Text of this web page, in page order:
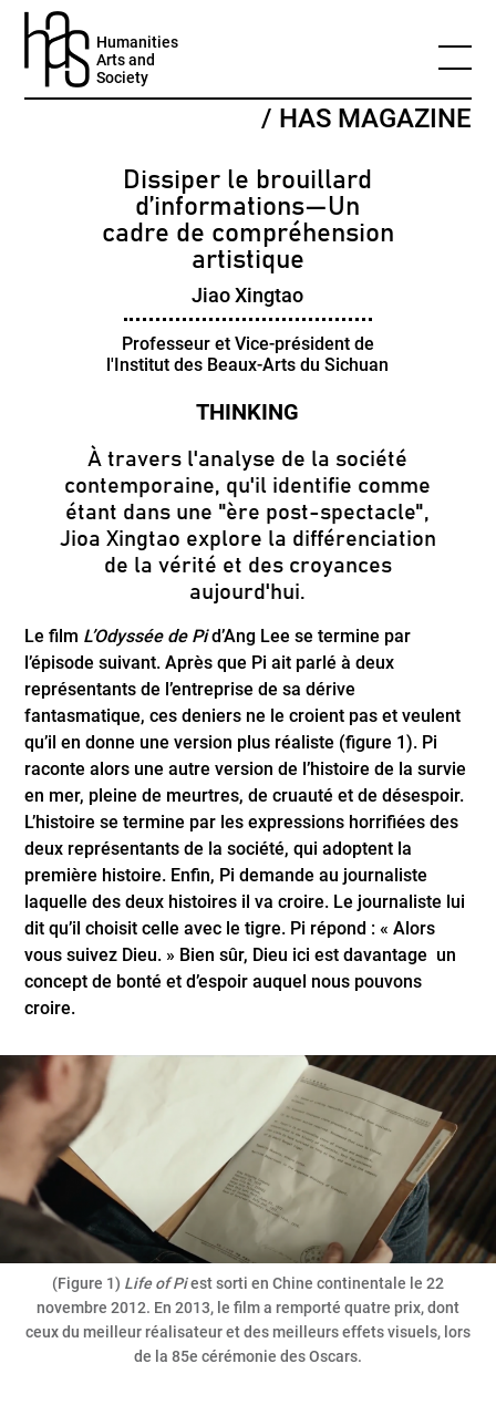
Humanities
Arts and
Society
/ HAS MAGAZINE
Dissiper le brouillard
d’informations—Un
cadre de compréhension
artistique
Jiao Xingtao
Professeur et Vice-président de
l'Institut des Beaux-Arts du Sichuan
À travers l'analyse de la société
contemporaine, qu'il identifie comme
étant dans une "ère post-spectacle",
Jioa Xingtao explore la différenciation
de la vérité et des croyances
aujourd'hui.
Le film L’Odyssée de Pid’Ang Lee se termine par
l’épisode suivant. Après que Pi ait parlé à deux
représentants de l’entreprise de sa dérive
fantasmatique, ces deniers ne le croient pas et veulent
qu’il en donne une version plus réaliste (figure 1). Pi
raconte alors une autre version de l’histoire de la survie
en mer, pleine de meurtres, de cruauté et de désespoir.
L’histoire se termine par les expressions horrifiées des
deux représentants de la société, qui adoptent la
première histoire. Enfin, Pi demande au journaliste
laquelle des deux histoires il va croire. Le journaliste lui
dit qu’il choisit celle avec le tigre. Pi répond : « Alors
vous suivez Dieu. » Bien sûr, Dieu ici est davantage un
concept de bonté et d’espoir auquel nous pouvons
croire.
(Figure 1) Life of Piest sorti en Chine continentale le 22
novembre 2012. En 2013, le film a remporté quatre prix, dont
ceux du meilleur réalisateur et des meilleurs effets visuels, lors
de la 85e cérémonie des Oscars.